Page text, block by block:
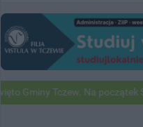
Gminy Tczew. Na początek